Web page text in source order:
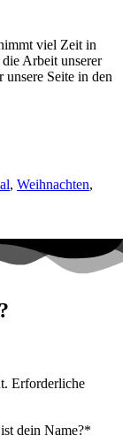
viel Zeit in
Arbeit unserer
unsere Seite in den
, Weihnachten,
Erforderliche
dein Name?*